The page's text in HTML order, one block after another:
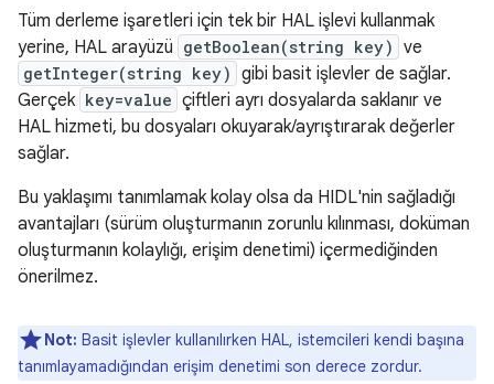
Tüm derleme işaretleri için tek bir HAL işlevi kullanmak
yerine, HAL arayüzü getBoolean(string key) ve
getInteger(string key) gibi basit işlevler de sağlar.
Gerçek key=value çiftleri ayrı dosyalarda saklanır ve
HAL hizmeti, bu dosyaları okuyarak/ayrıştırarak değerler
sağlar.
Bu yaklaşımı tanımlamak kolay olsa da HIDL'nin sağladığı
avantajları (sürüm oluşturmanın zorunlu kılınması, doküman
oluşturmanın kolaylığı, erişim denetimi) içermediğinden
önerilmez.
Not: Basit işlevler kullanılırken HAL, istemcileri kendi başına
tanımlayamadığından erişim denetimi son derece zordur.